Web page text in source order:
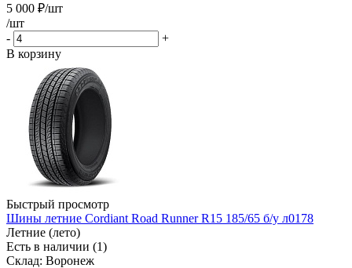
5 000 ₽/шт
/шт
-
+
В корзину
Быстрый просмотр
Шины летние Cordiant Road Runner R15 185/65 б/у л0178
Летние (лето)
Есть в наличии (1)
Склад: Воронеж